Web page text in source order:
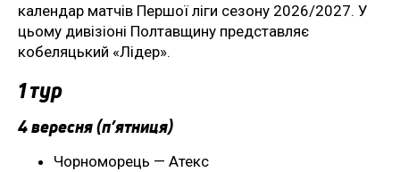
календар матчів Першої ліги сезону 2026/2027. У
цьому дивізіоні Полтавщину представляє
кобеляцький «Лідер».
1 тур
4 вересня (п’ятниця)
Чорноморець — Атекс